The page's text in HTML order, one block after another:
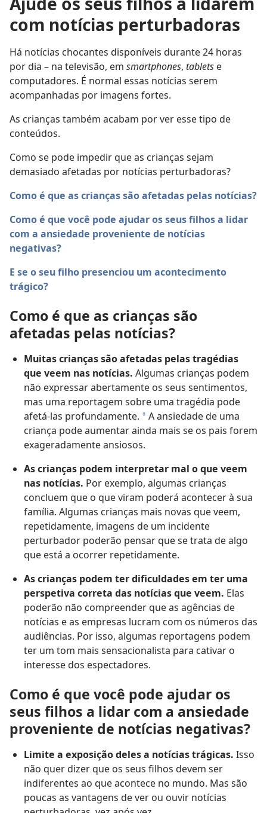
com notícias perturbadoras
Há notícias chocantes disponíveis durante 24 horas
por dia – na televisão, em smartphones, tablets e
computadores. É normal essas notícias serem
acompanhadas por imagens fortes.
As crianças também acabam por ver esse tipo de
conteúdos.
Como se pode impedir que as crianças sejam
demasiado afetadas por notícias perturbadoras?
Como é que as crianças são afetadas pelas notícias?
Como é que você pode ajudar os seus filhos a lidar
com a ansiedade proveniente de notícias
negativas?
E se o seu filho presenciou um acontecimento
trágico?
Como é que as crianças são
afetadas pelas notícias?
Muitas crianças são afetadas pelas tragédias
que veem nas notícias. Algumas crianças podem
não expressar abertamente os seus sentimentos,
mas uma reportagem sobre uma tragédia pode
afetá-las profundamente. aA ansiedade de uma
criança pode aumentar ainda mais se os pais forem
exageradamente ansiosos.
As crianças podem interpretar mal o que veem
nas notícias. Por exemplo, algumas crianças
concluem que o que viram poderá acontecer à sua
família. Algumas crianças mais novas que veem,
repetidamente, imagens de um incidente
perturbador poderão pensar que se trata de algo
que está a ocorrer repetidamente.
As crianças podem ter dificuldades em ter uma
perspetiva correta das notícias que veem. Elas
poderão não compreender que as agências de
notícias e as empresas lucram com os números das
audiências. Por isso, algumas reportagens podem
ter um tom mais sensacionalista para cativar o
interesse dos espectadores.
Como é que você pode ajudar os
seus filhos a lidar com a ansiedade
proveniente de notícias negativas?
Limite a exposição deles a notícias trágicas. Isso
não quer dizer que os seus filhos devem ser
indiferentes ao que acontece no mundo. Mas são
poucas as vantagens de ver ou ouvir notícias